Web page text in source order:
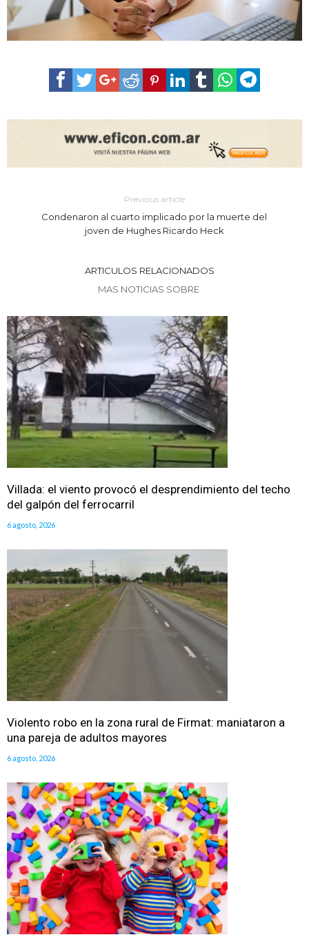
Previous article
Condenaron al cuarto implicado por la muerte del
joven de Hughes Ricardo Heck
ARTICULOS RELACIONADOS
MAS NOTICIAS SOBRE
Villada: el viento provocó el desprendimiento del techo
del galpón del ferrocarril
6 agosto, 2026
Violento robo en la zona rural de Firmat: maniataron a
una pareja de adultos mayores
6 agosto, 2026